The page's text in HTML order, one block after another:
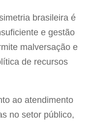
brasileira é
e gestão
malversação e
de recursos
ao atendimento
no setor público,